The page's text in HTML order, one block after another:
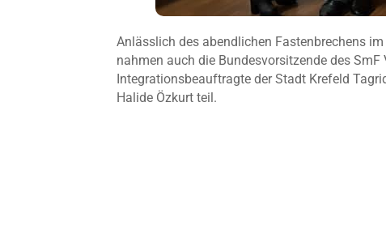
Anlässlich des abendlichen Fastenbrechens
nahmen auch die Bundesvorsitzende des
Integrationsbeauftragte der Stadt Krefeld
Halide Özkurt teil.